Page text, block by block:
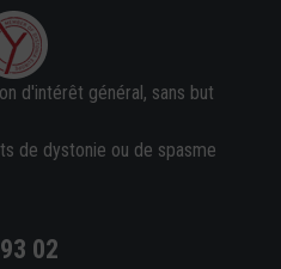
d'intérêt général, sans but
de dystonie ou de spasme
02